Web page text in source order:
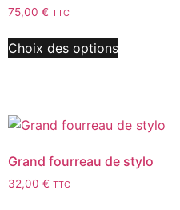
75,00 € TTC
Choix des options
Grand fourreau de stylo
32,00 € TTC